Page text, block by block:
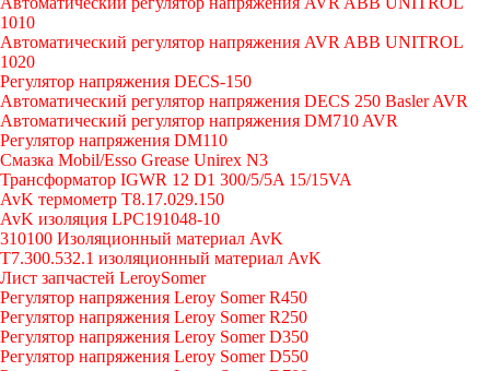
1010
Автоматический регулятор напряжения AVR ABB UNITROL
1020
Регулятор напряжения DECS-150
Автоматический регулятор напряжения DECS 250 Basler AVR
Автоматический регулятор напряжения DM710 AVR
Регулятор напряжения DM110
Смазка Mobil/Esso Grease Unirex N3
Трансформатор IGWR 12 D1 300/5/5A 15/15VA
AvK термометр T8.17.029.150
AvK изоляция LPC191048-10
310100 Изоляционный материал AvK
T7.300.532.1 изоляционный материал AvK
Лист запчастей LeroySomer
Регулятор напряжения Leroy Somer R450
Регулятор напряжения Leroy Somer R250
Регулятор напряжения Leroy Somer D350
Регулятор напряжения Leroy Somer D550